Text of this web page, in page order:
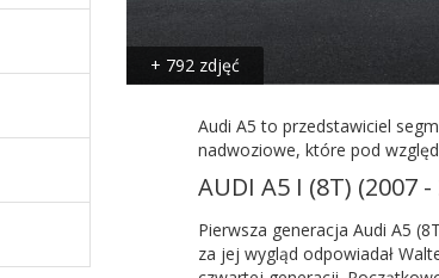
+ 792 zdjęć
Audi A5 to przedstawiciel
nadwoziowe, które pod
AUDI A5 I (8T) (2007 -
Pierwsza generacja Audi A5
za jej wygląd odpowiadał